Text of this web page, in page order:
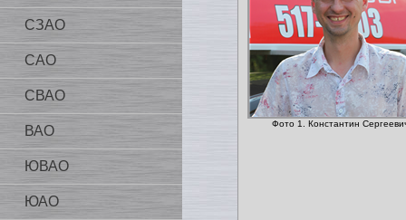
СЗАО
САО
СВАО
ВАО
ЮВАО
ЮАО
Фото 1. Константин